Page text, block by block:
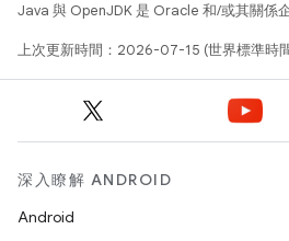
Java 與 OpenJDK 是 Oracle 和/或其關係
上次更新時間：2026-07-15 (世界標準時間
深入瞭解 ANDROID
Android